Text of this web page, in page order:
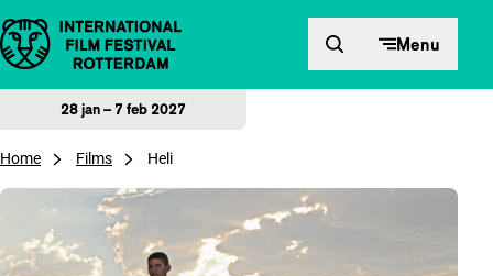
Direct naar inhoud Menu
28 jan – 7 feb 2027
Home Films Heli